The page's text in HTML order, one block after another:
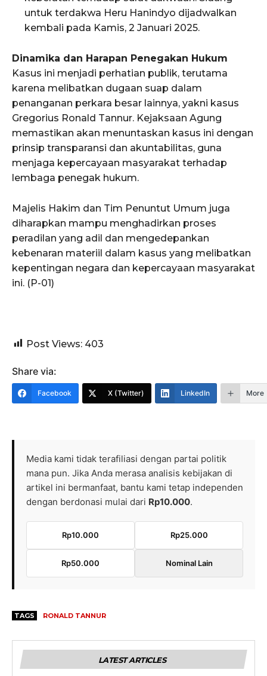
untuk terdakwa Heru Hanindyo dijadwalkan
kembali pada Kamis, 2 Januari 2025.
Dinamika dan Harapan Penegakan Hukum
Kasus ini menjadi perhatian publik, terutama
karena melibatkan dugaan suap dalam
penanganan perkara besar lainnya, yakni kasus
Gregorius Ronald Tannur. Kejaksaan Agung
memastikan akan menuntaskan kasus ini dengan
prinsip transparansi dan akuntabilitas, guna
menjaga kepercayaan masyarakat terhadap
lembaga penegak hukum.
Majelis Hakim dan Tim Penuntut Umum juga
diharapkan mampu menghadirkan proses
peradilan yang adil dan mengedepankan
kebenaran materiil dalam kasus yang melibatkan
kepentingan negara dan kepercayaan masyarakat
ini. (P-01)
Post Views: 403
Share via:
Facebook X (Twitter) LinkedIn More
Media kami tidak terafiliasi dengan partai politik
mana pun. Jika Anda merasa analisis kebijakan di
artikel ini bermanfaat, bantu kami tetap independen
dengan berdonasi mulai dari Rp10.000.
Rp10.000 Rp25.000
Rp50.000 Nominal Lain
TAGS RONALD TANNUR
LATEST ARTICLES